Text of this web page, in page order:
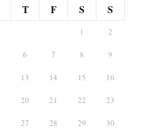
T F S S
1 2
6 7 8 9
13 14 15 16
20 21 22 23
27 28 29 30